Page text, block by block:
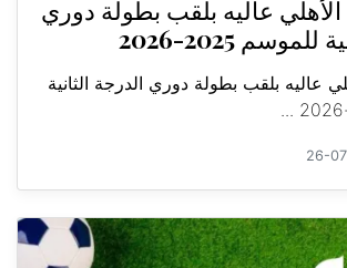
الأهلي عاليه بلقب بطولة دوري
2025-2026
عاليه بلقب بطولة دوري الدرجة الثانية
26-